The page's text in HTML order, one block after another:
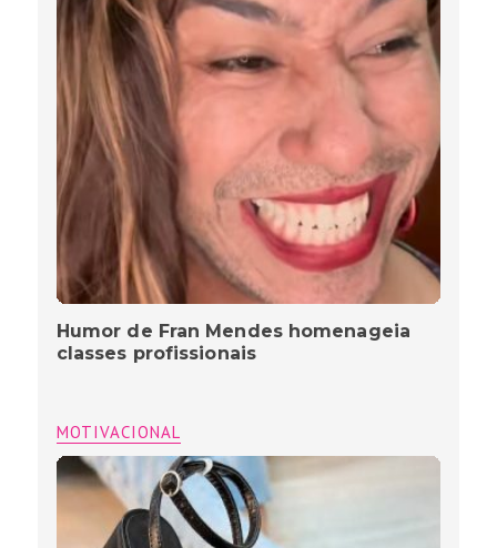
Humor de Fran Mendes homenageia
classes profissionais
MOTIVACIONAL